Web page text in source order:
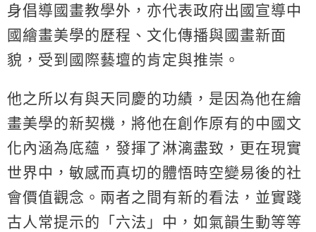
身倡導國畫教學外，亦代表政府出國宣導中
國繪畫美學的歷程、文化傳播與國畫新面
貌，受到國際藝壇的肯定與推崇。
他之所以有與天同慶的功績，是因為他在繪
畫美學的新契機，將他在創作原有的中國文
化內涵為底蘊，發揮了淋漓盡致，更在現實
世界中，敏感而真切的體悟時空變易後的社
會價值觀念。兩者之間有新的看法，並實踐
古人常提示的「六法」中，如氣韻生動等等